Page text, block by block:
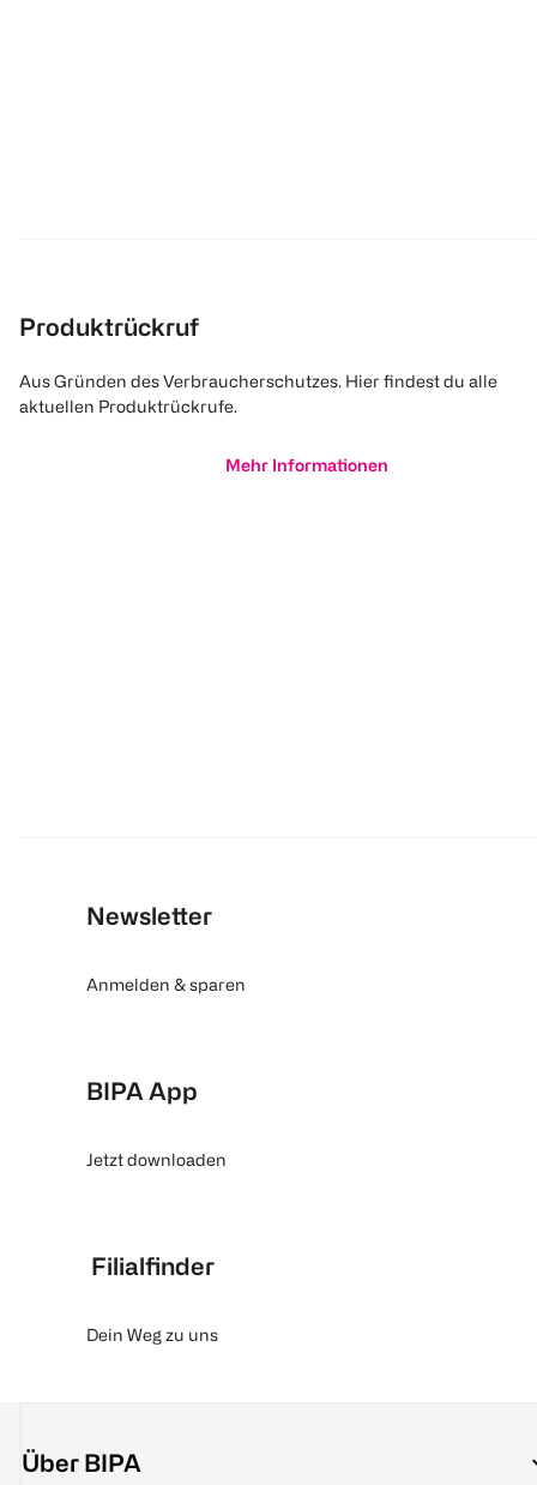
Produktrückruf
Aus Gründen des Verbraucherschutzes. Hier findest du alle
aktuellen Produktrückrufe.
Mehr Informationen
Newsletter
Anmelden & sparen
BIPA App
Jetzt downloaden
Filialfinder
Dein Weg zu uns
Über BIPA